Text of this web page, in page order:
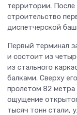
территории. После
строительство
диспетчерской
Первый терминал
и состоит из
из стального
балками. Сверху
пролетом 82
ощущение
тысяч тонн стали,